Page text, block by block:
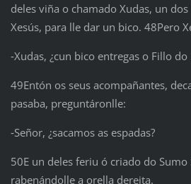
deles viña o chamado Xudas, un dos
Xesús, para lle dar un bico. 48Pero
‑Xudas, ¿cun bico entregas o Fillo do
49Entón os seus acompañantes,
pasaba, preguntáronlle:
‑Señor, ¿sacamos as espadas?
50E un deles feriu ó criado do Sumo
rabenándolle a orella dereita.